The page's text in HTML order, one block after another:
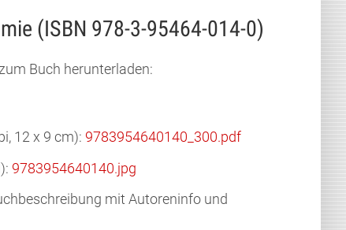
(ISBN 978-3-95464-014-0)
Buch herunterladen:
12 x 9 cm): 9783954640140_300.pdf
9783954640140.jpg
mit Autoreninfo und